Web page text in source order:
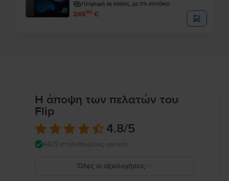
Πληρωμή σε δόσεις, με 0% επιτόκιο
24599 €
Η άποψη των πελατών του
Flip
4.8/5
4425 επαληθευμένες κριτικές
Όλες οι αξιολογήσεις